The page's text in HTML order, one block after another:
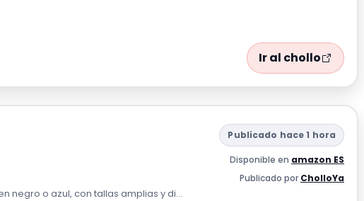
Ir al chollo
Publicado hace 1 hora
Disponible en amazon ES
Publicado por CholloYa
negro o azul, con tallas amplias y di...